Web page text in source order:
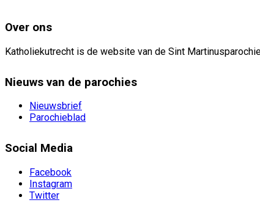
Over ons
Katholiekutrecht is de website van de Sint
Nieuws van de parochies
Nieuwsbrief
Parochieblad
Social Media
Facebook
Instagram
Twitter